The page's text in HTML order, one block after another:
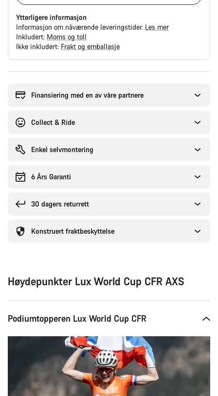
Ytterligere informasjon
Informasjon om nåværende leveringstider. Les mer
Inkludert: Moms og toll
Ikke inkludert: Frakt og emballasje
Finansiering med en av våre partnere
Collect & Ride
Enkel selvmontering
6 Års Garanti
30 dagers returrett
Konstruert fraktbeskyttelse
Høydepunkter Lux World Cup CFR AXS
Podiumtopperen Lux World Cup CFR